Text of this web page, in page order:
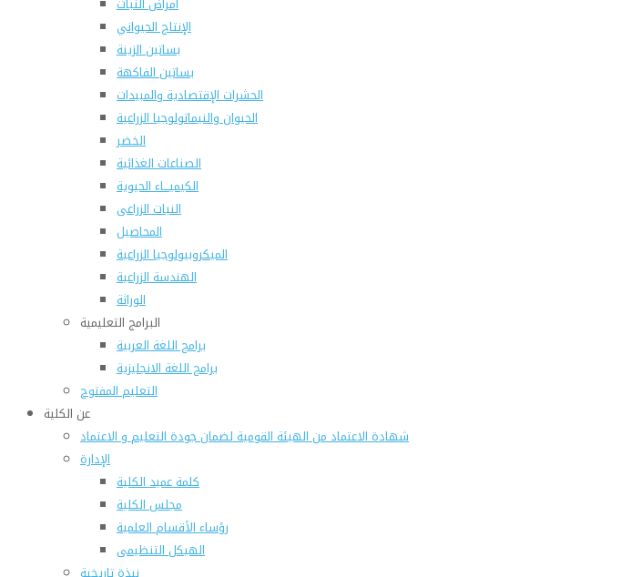
الإنتاج الحيواني
بساتين الزينة
بساتين الفاكهة
الحشرات الإقتصادية والمبيدات
الحيوان والنيماتولوجيا الزراعية
الخضر
الصناعات الغذائية
الكيميـــاء الحيوية
النبات الزراعى
المحاصيل
الميكروبيولوجيا الزراعية
الهندسة الزراعية
الوراثة
البرامج التعليمية
برامج اللغة العربية
برامج اللغة الانجليزية
التعليم المفتوح
عن الكلية
شهادة الاعتماد من الهيئة القومية لضمان جودة التعليم و الاعتماد
الإدارة
كلمة عميد الكلية
مجلس الكلية
رؤساء الأقسام العلمية
الهيكل التنظيمى